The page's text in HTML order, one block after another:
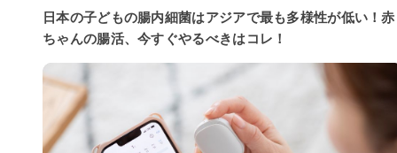
日本の子どもの腸内細菌はアジアで最も多様性が低い！赤
ちゃんの腸活、今すぐやるべきはコレ！